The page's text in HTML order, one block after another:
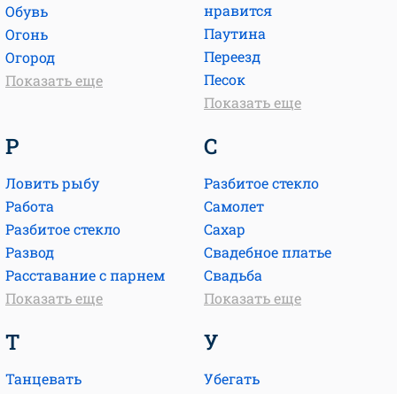
Обувь
Огонь
Огород
Показать еще
нравится
Паутина
Переезд
Песок
Показать еще
Р
Ловить рыбу
Работа
Разбитое стекло
Развод
Расставание с парнем
Показать еще
С
Разбитое стекло
Самолет
Сахар
Свадебное платье
Свадьба
Показать еще
Т
Танцевать
У
Убегать